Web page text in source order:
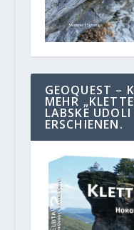
GEOQUEST –
MEHR
LABSKE
ERSCHIENEN.